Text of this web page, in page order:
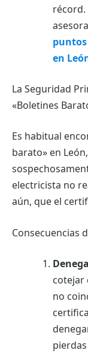
récord.
en
La Seguridad
«Boletines
Es habitual
barato» en
electricista no
aún, que el
Consecuencias
cotejar
no